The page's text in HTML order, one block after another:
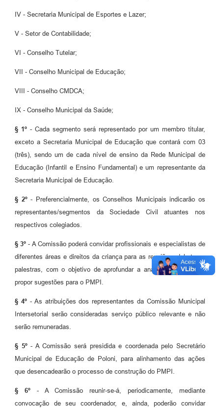
IV - Secretaria Municipal de Esportes e Lazer;
V - Setor de Contabilidade;
VI - Conselho Tutelar;
VII - Conselho Municipal de Educação;
VIII - Conselho CMDCA;
IX - Conselho Municipal da Saúde;
§ 1º - Cada segmento será representado por um membro titular,
exceto a Secretaria Municipal de Educação que contará com 03
(três), sendo um de cada nível de ensino da Rede Municipal de
Educação (Infantil e Ensino Fundamental) e um representante da
Secretaria Municipal de Educação.
§ 2º- Preferencialmente, os Conselhos Municipais indicarão os
representantes/segmentos da Sociedade Civil atuantes nos
respectivos colegiados.
§ 3º - A Comissão poderá convidar profissionais e especialistas de
diferentes áreas e direitos da criança para as reuniões, debates e
palestras, com o objetivo de aprofundar a análise dos temas e
propor sugestões para o PMPI.
§ 4º- As atribuições dos representantes da Comissão Municipal
Intersetorial serão consideradas serviço público relevante e não
serão remuneradas.
§ 5º- A Comissão será presidida e coordenada pelo Secretário
Municipal de Educação de Poloni, para alinhamento das ações
que desencadearão o processo de construção do PMPI.
§ 6º- A Comissão reunir-se-á, periodicamente, mediante
convocação de seu coordenador, e, ainda, poderão convidar